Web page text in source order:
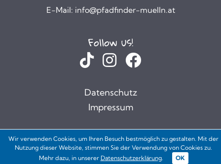
Wir verwenden Cookies, um Ihren Besuch bestmöglich zu gestalten. Mit der
Nutzung dieser Website, stimmen Sie der Verwendung von Cookies zu.
Mehr dazu, in unserer Datenschutzerklärung. OK
E-Mail: info@pfadfinder-muelln.at
Follow us!
Datenschutz
Impressum